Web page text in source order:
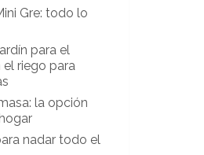
Gre: todo lo
para el
el riego para
la opción
nadar todo el